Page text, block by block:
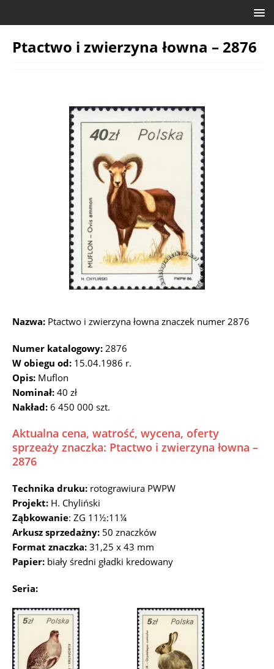
Ptactwo i zwierzyna łowna – 2876
Nazwa: Ptactwo i zwierzyna łowna znaczek numer 2876
Numer katalogowy: 2876
W obiegu od: 15.04.1986 r.
Opis: Muflon
Nominał: 40 zł
Nakład: 6 450 000 szt.
Aktualna cena, watrość, wycena, oferty
sprzeaży znaczka: Ptactwo i zwierzyna łowna –
2876
Technika druku: rotograwiura PWPW
Projekt: H. Chyliński
Ząbkowanie: ZG 11½:11¼
Arkusz sprzedażny: 50 znaczków
Format znaczka: 31,25 x 43 mm
Papier: biały średni gładki kredowany
Seria: